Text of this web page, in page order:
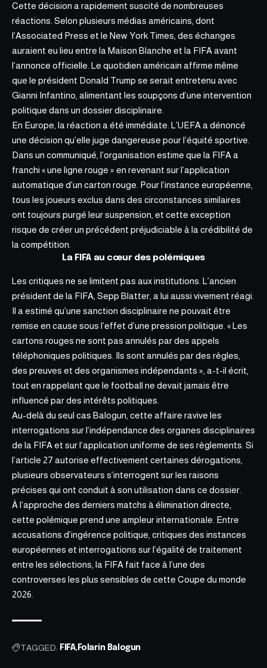
Cette décision a rapidement suscité de nombreuses
réactions. Selon plusieurs médias américains, dont
l’Associated Press et le New York Times, des échanges
auraient eu lieu entre la Maison Blanche et la FIFA avant
l’annonce officielle. Le quotidien américain affirme même
que le président Donald Trump se serait entretenu avec
Gianni Infantino, alimentant les soupçons d’une intervention
politique dans un dossier disciplinaire.
En Europe, la réaction a été immédiate. L’UEFA a dénoncé
une décision qu’elle juge dangereuse pour l’équité sportive.
Dans un communiqué, l’organisation estime que la FIFA a
franchi « une ligne rouge » en revenant sur l’application
automatique d’un carton rouge. Pour l’instance européenne,
tous les joueurs exclus dans des circonstances similaires
ont toujours purgé leur suspension, et cette exception
risque de créer un précédent préjudiciable à la crédibilité de
la compétition.
La FIFA au cœur des polémiques
Les critiques ne se limitent pas aux institutions. L’ancien
président de la FIFA, Sepp Blatter, a lui aussi vivement réagi.
Il a estimé qu’une sanction disciplinaire ne pouvait être
remise en cause sous l’effet d’une pression politique. « Les
cartons rouges ne sont pas annulés par des appels
téléphoniques politiques. Ils sont annulés par des règles,
des preuves et des organismes indépendants », a-t-il écrit,
tout en rappelant que le football ne devait jamais être
influencé par des intérêts politiques.
Au-delà du seul cas Balogun, cette affaire ravive les
interrogations sur l’indépendance des organes disciplinaires
de la FIFA et sur l’application uniforme de ses règlements. Si
l’article 27 autorise effectivement certaines dérogations,
plusieurs observateurs s’interrogent sur les raisons
précises qui ont conduit à son utilisation dans ce dossier.
À l’approche des derniers matchs à élimination directe,
cette polémique prend une ampleur internationale. Entre
accusations d’ingérence politique, critiques des instances
européennes et interrogations sur l’égalité de traitement
entre les sélections, la FIFA fait face à l’une des
controverses les plus sensibles de cette Coupe du monde
2026.
TAGGED: FIFA Folarin Balogun